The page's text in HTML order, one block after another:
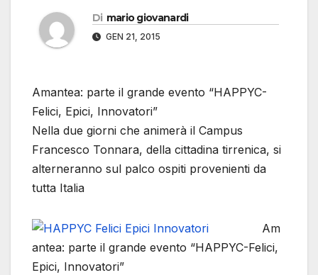
Di mario giovanardi
GEN 21, 2015
Amantea: parte il grande evento “HAPPYC-
Felici, Epici, Innovatori”
Nella due giorni che animerà il Campus
Francesco Tonnara, della cittadina tirrenica, si
alterneranno sul palco ospiti provenienti da
tutta Italia
Am
antea: parte il grande evento “HAPPYC-Felici,
Epici, Innovatori”